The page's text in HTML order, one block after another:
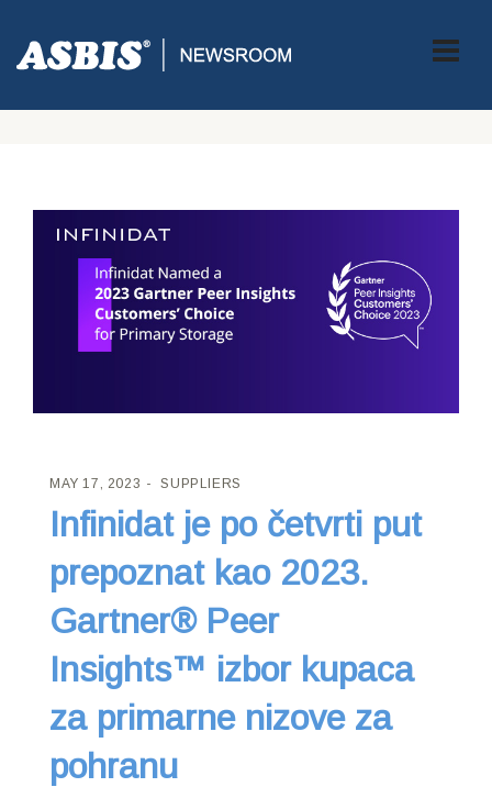
ASBIS CROATIA> SUPPLIERS> INFINIDAT JE PO ČETVRTI PUT
PREPOZNAT KAO 2023. GARTNER® PEER INSIGHTS™ IZBOR
MAY 17, 2023 SUPPLIERS
Infinidat je po četvrti put
prepoznat kao 2023.
Gartner® Peer
Insights™ izbor kupaca
za primarne nizove za
pohranu